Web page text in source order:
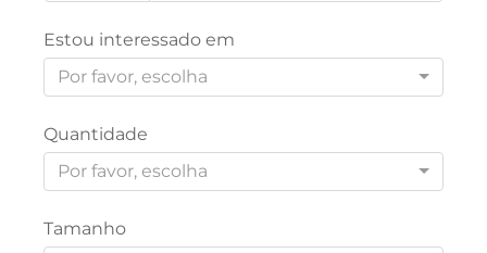
Estou interessado em
Por favor, escolha
Quantidade
Por favor, escolha
Tamanho